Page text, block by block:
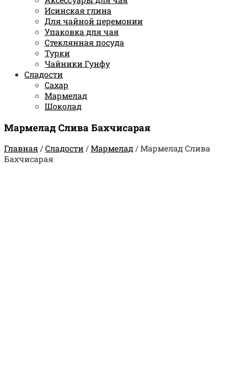
Исинская глина
Для чайной церемонии
Упаковка для чая
Стеклянная посуда
Турки
Чайники Гунфу
Сладости
Сахар
Мармелад
Шоколад
Мармелад Слива Бахчисарая
Главная/Сладости/Мармелад/Мармелад Слива
Бахчисарая